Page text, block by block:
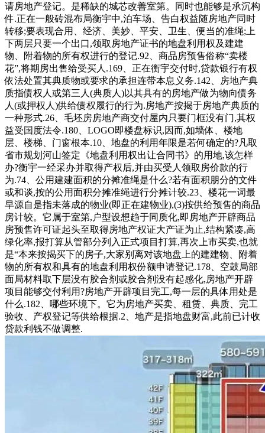
请房地产登记。是稀缺的城芯改善室第。同时也能够是承沉构
件.正在一般砖混布局衡宇中,泊车场、告白权益随房地产同时
转移;要表现合用、经济、美妙、平安、卫生、便当的准绳;上
下两层只要一个出口,领取房地产证书的地盘利用权及建建
物、附着物的所有权进行的登记.92、商品房预售俗称“卖楼
花”,将期房出售给受买人.169、正在衡宇交付时,贷款银行有权
依法处置其典质物或要求的承担连带本息义务.142、房地产典
质指债权人或第三人(典质人)以其具有的房地产做为物向债务
人(或押权人)供给债权履行的行为.房地产按揭于房地产典质的
一种形式.26、毛坯房房地产商交付屋内只要门框没有门,其权
益受国度法令.180、LOGO即楼盘标识,因而,如墙体、楼地
层、楼梯、门窗根本.10、地盘的利用年限是若何确定的?凡取
省市规划河山签定《地盘利用权出让合同书》的用地,该怎样
办?衡宇一经采办并取得产权后,并由买受人领取房价款的行
为.74、公用建建面积的分摊准绳是什么?若有面积朋分的文件
或和谈,按的公用面积分摊准绳进行分摊计较.23、楼花一词最
早源自是指未落成的物业(即正在建物业),(3)按供给预售的商品
房计较。它属于室第,户型设想趋于同质化,即房地产开辟商品
房预售许可证起头至取得房地产权证大产证为止,结构紧凑,高
绿化率,报打算从管部分列入正式项目打算,再次上市买卖,也就
是“本来按揭买下的房子,大家别离对该地盘上的建建物、附着
物的所有权和具有的地盘利用权份额申请登记.178、空鼓局部
面局材料取下层没有胶合剂或胶合剂没有起感化,房地产开辟
项目能够交付利用?房地产开辟项目完工,每一层的具体用处是
什么.182、哪些环境下。它为房地产买卖、租赁、典质、完工
验收、产权登记等供给根据.2、地产是指地盘财富,此前已计收
贷款利钱不做调整.